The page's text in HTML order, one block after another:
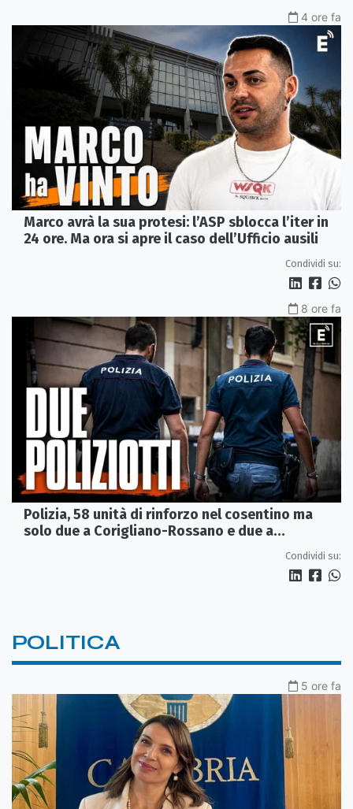
4 ore fa
Marco avrà la sua protesi: l’ASP sblocca l’iter in
24 ore. Ma ora si apre il caso dell’Ufficio ausili
Condividi su:
8 ore fa
Polizia, 58 unità di rinforzo nel cosentino ma
solo due a Corigliano-Rossano e due a
Condividi su:
POLITICA
5 ore fa